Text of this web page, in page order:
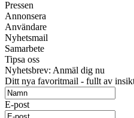
Pressen
Annonsera
Användare
Nyhetsmail
Samarbete
Tipsa oss
Nyhetsbrev: Anmäl dig nu
Ditt nya favoritmail - fullt av
E-post